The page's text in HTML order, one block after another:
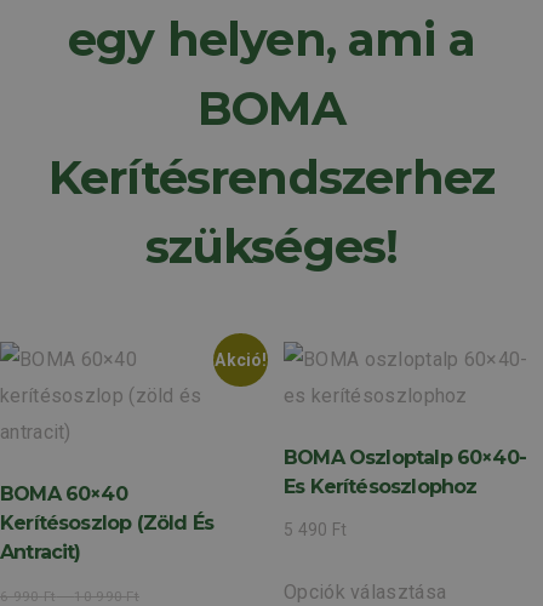
egy helyen, ami a
BOMA
Kerítésrendszerhez
szükséges!
Akció!
BOMA 60×40
Kerítésoszlop (zöld És
Antracit)
6 990Ft–10 990Ft
BOMA Oszloptalp 60×40-
Es Kerítésoszlophoz
5 490 Ft
Opciók választása